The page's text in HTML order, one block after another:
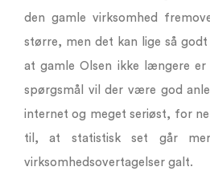
den gamle virksomhed
større, men det kan lige så
at gamle Olsen ikke længere
spørgsmål vil der være god
internet og meget seriøst, for
til, at statistisk set går
virksomhedsovertagelser galt.